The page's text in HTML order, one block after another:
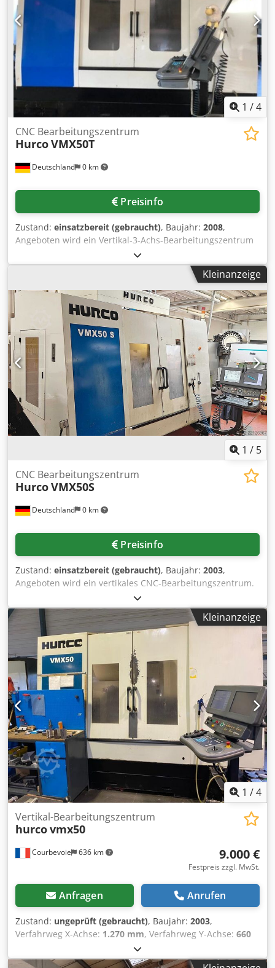
1 /4
Deutschland 0 km
CNC Bearbeitungszentrum
HurcoVMX50T
Preisinfo
Zustand: einsatzbereit (gebraucht), Baujahr: 2008,
Angeboten wird ein Vertikal-3-Achs-Bearbeitungszentrum
Hurco inklusive Spindelinnenkühlung, 3D Tool und eines
Späneförderers. Verfahrwege X/Y/Z:
1270mm/660mm/610mm, Betriebsstunden: ca. 47646h,
max. Spindeldrehzahl: 12000U/min, Werkzeugplätze: 40,
Werkzeugaufnahme: HSK40, Steuerung: Winmax.
Lagerschaden in der X-Achse. Im Jahr 2018 wurde eine
neue Spindel eingebaut. Besichtigung nach Absprache
möglich. Chsdpfx Akszghfxo Usa
Kleinanzeige
1 / 5
Deutschland 0 km
CNC Bearbeitungszentrum
HurcoVMX50S
Preisinfo
Zustand: einsatzbereit (gebraucht), Baujahr: 2003,
Angeboten wird ein vertikales CNC-Bearbeitungszentrum.
Tischdurchmesser: 320mm, Verfahrwege X/Y/Z:
1270mm/660mm/610mm, Spindeldrehzahl: 16000U/min,
Werkzeugaufnahme: SK40, Anzahl der Achsen: 4, Eilgang:
30000mm/min, Vorschub max.: 15240mm/min,
Spindelbohrung Rundtisch: 105mm, Spitzenhöhe
Rundtisch: 225mm, Steuerung: WINMAX MIL, Gesamtmaße
X/Y/Z: ca. 4750mm/3200mm/3000mm, Gewicht: ca. 9000kg,
Betriebsstunden: ca. 61762h. Inklusive eines
Spindelmotors Yaskawa und Transporthilfsmittel Hurco.
Dokumentation vorhanden. Besichtigung nach Absprache
möglich. Voraussichtlich ab Dezember 2026 verfügbar.
Chedpszdkn Defx Ak Uea
Kleinanzeige
1 /4
Courbevoie 636 km
Vertikal-Bearbeitungszentrum
hurcovmx50
9.000 €
Festpreis zzgl. MwSt.
Anfragen Anrufen
Zustand: ungeprüft (gebraucht), Baujahr: 2003,
Verfahrweg X-Achse: 1.270 mm, Verfahrweg Y-Achse: 660
640 mm
neue BT 40 Spindel aus 2020 Drehzahl 10.000 U/min